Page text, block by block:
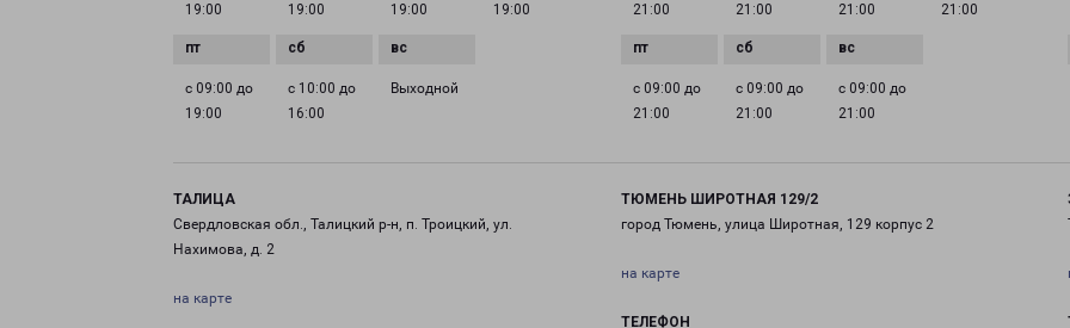
19:00
19:00
19:00
19:00
с 09:00 до
19:00
с 10:00 до
16:00
Выходной
21:00
21:00
21:00
21:00
с 09:00 до
21:00
с 09:00 до
21:00
с 09:00 до
21:00
ТАЛИЦА
Свердловская обл., Талицкий р-н, п. Троицкий, ул.
Нахимова, д. 2
на карте
ТЮМЕНЬ ШИРОТНАЯ 129/2
город Тюмень, улица Широтная, 129 корпус 2
на карте
ТЕЛЕФОН